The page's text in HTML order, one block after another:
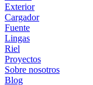
Exterior
Cargador
Fuente
Lingas
Riel
Proyectos
Sobre nosotros
Blog